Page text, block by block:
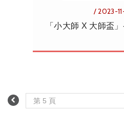
/ 2023-
「小大師 X 大師盃